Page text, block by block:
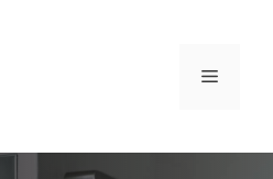
MENÚ